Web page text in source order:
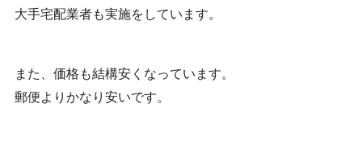
大手宅配業者も実施をしています。
また、価格も結構安くなっています。
郵便よりかなり安いです。